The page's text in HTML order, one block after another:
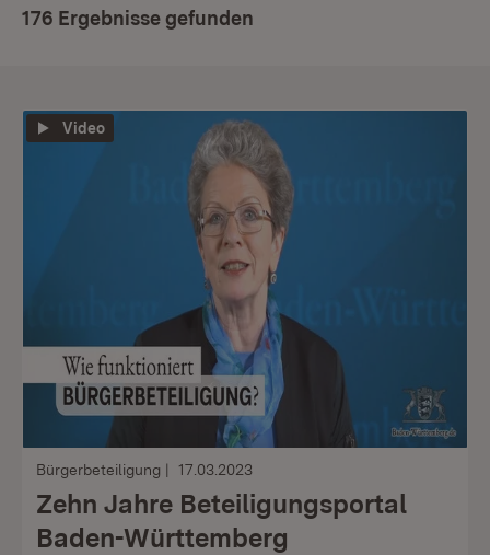
176 Ergebnisse gefunden
Video
Bürgerbeteiligung 17.03.2023
Zehn Jahre Beteiligungsportal
Baden-Württemberg